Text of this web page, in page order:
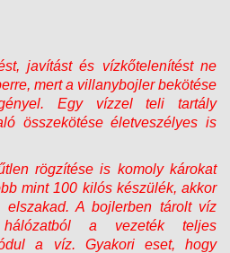
javítást és vízkőtelenítést ne
mert a villanybojler bekötése
Egy vízzel teli tartály
összekötése életveszélyes is
rögzítése is komoly károkat
mint 100 kilós készülék, akkor
A bojlerben tárolt víz
a vezeték teljes
a víz. Gyakori eset, hogy